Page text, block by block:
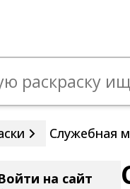
Служебная
на сайт